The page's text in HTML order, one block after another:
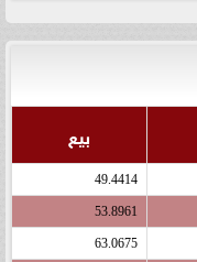
بيع
49.4414
53.8961
63.0675